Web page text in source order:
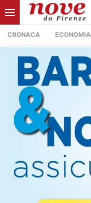
CRONACA ECONOMIA